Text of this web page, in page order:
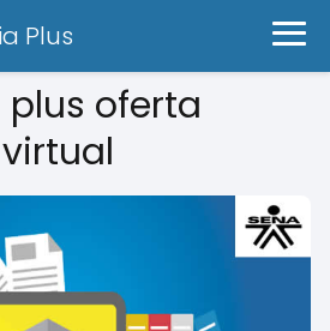
Plus
plus oferta